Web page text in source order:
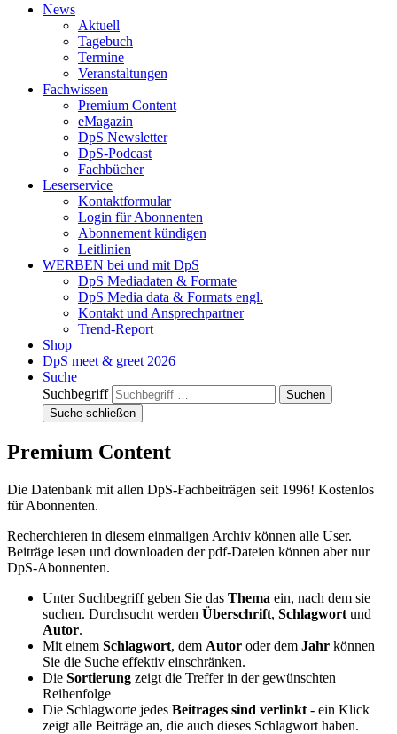
News
Aktuell
Tagebuch
Termine
Veranstaltungen
Fachwissen
Premium Content
eMagazin
DpS Newsletter
DpS-Podcast
Fachbücher
Leserservice
Kontaktformular
Login für Abonnenten
Abonnement kündigen
Leitlinien
WERBEN bei und mit DpS
DpS Mediadaten & Formate
DpS Media data & Formats engl.
Kontakt und Ansprechpartner
Trend-Report
Shop
DpS meet & greet 2026
Suche
Suchbegriff
Suche schließen
Premium Content
Die Datenbank mit allen DpS-Fachbeiträgen seit 1996! Kostenlos
für Abonnenten.
Recherchieren in diesem einmaligen Archiv können alle User.
Beiträge lesen und downloaden der pdf-Dateien können aber nur
DpS-Abonnenten.
Unter Suchbegriff geben Sie das Thema ein, nach dem sie
suchen. Durchsucht werden Überschrift, Schlagwort und
Autor.
Mit einem Schlagwort, dem Autor oder dem Jahr können
Sie die Suche effektiv einschränken.
Die Sortierung zeigt die Treffer in der gewünschten
Reihenfolge
Die Schlagworte jedes Beitrages sind verlinkt - ein Klick
zeigt alle Beiträge an, die auch dieses Schlagwort haben.